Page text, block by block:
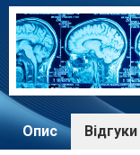
Опис Відгуки